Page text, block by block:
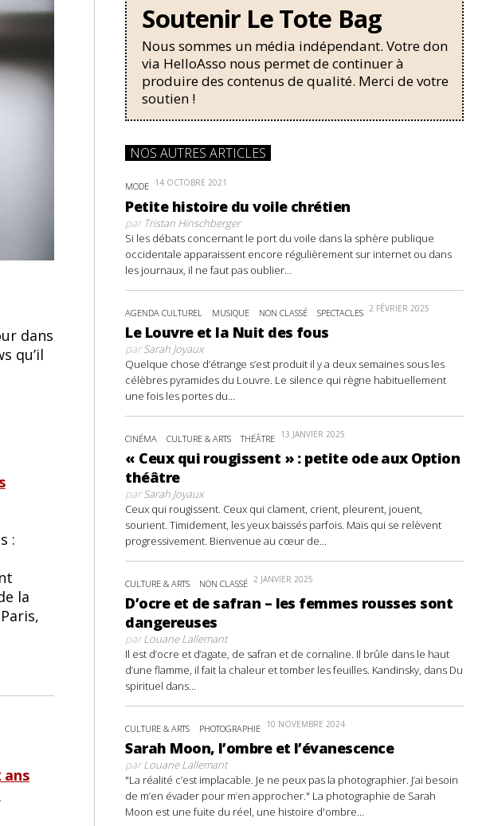
dans
qu’il
:
la
ans
Soutenir Le Tote Bag
Nous sommes un média indépendant. Votre don
via HelloAsso nous permet de continuer à
produire des contenus de qualité. Merci de votre
soutien !
NOS AUTRES ARTICLES
MODE 14 OCTOBRE 2021
Petite histoire du voile chrétien
parTristan Hinschberger
Si les débats concernant le port du voile dans la sphère publique
occidentale apparaissent encore régulièrement sur internet ou dans
les journaux, il ne faut pas oublier...
AGENDA CULTUREL MUSIQUE NON CLASSÉ SPECTACLES 2 FÉVRIER 2025
Le Louvre et la Nuit des fous
parSarah Joyaux
Quelque chose d’étrange s’est produit il y a deux semaines sous les
célèbres pyramides du Louvre. Le silence qui règne habituellement
une fois les portes du...
CINÉMA CULTURE & ARTS THÉÂTRE 13 JANVIER 2025
« Ceux qui rougissent » : petite ode aux Option
théâtre
parSarah Joyaux
Ceux qui rougissent. Ceux qui clament, crient, pleurent, jouent,
sourient. Timidement, les yeux baissés parfois. Mais qui se relèvent
progressivement. Bienvenue au cœur de...
CULTURE & ARTS NON CLASSÉ 2 JANVIER 2025
D’ocre et de safran – les femmes rousses sont
dangereuses
parLouane Lallemant
Il est d’ocre et d’agate, de safran et de cornaline. Il brûle dans le haut
d’une flamme, il fait la chaleur et tomber les feuilles. Kandinsky, dans Du
spirituel dans...
CULTURE & ARTS PHOTOGRAPHIE 10 NOVEMBRE 2024
Sarah Moon, l’ombre et l’évanescence
parLouane Lallemant
"La réalité c’est implacable. Je ne peux pas la photographier. J’ai besoin
de m’en évader pour m’en approcher." La photographie de Sarah
Moon est une fuite du réel, une histoire d'ombre...